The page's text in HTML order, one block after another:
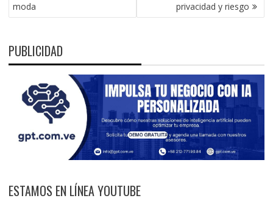
moda
privacidad y riesgo
PUBLICIDAD
ESTAMOS EN LÍNEA YOUTUBE